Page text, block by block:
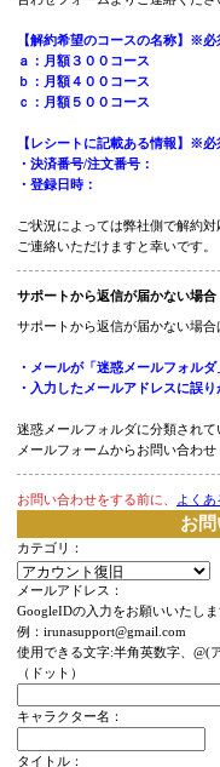
現在のキャラクターは諦めて
の作成か、iOS端末を初期化
することは可能です。ご検討を
iモード版イルーナ戦記(2021
過去にiモード版イルーナ戦記
て、spモード決済に引き継が
この調査・対応をご希望され
合わせフォームよりご連絡くだ
【解約希望のコースの名称】※
ａ：月額３００コース
ｃ：月額５００コース
・決済番号/注文番号：
・登録日時：
ご状況によっては弊社側で解
ご連絡いただけますと幸いで
サポートから返信が届かない場
サポートから返信が届かない
・メールが「迷惑メールフォ
・入力したメールアドレスに誤
迷惑メールフォルダに分類さ